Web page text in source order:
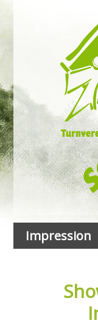
Impression